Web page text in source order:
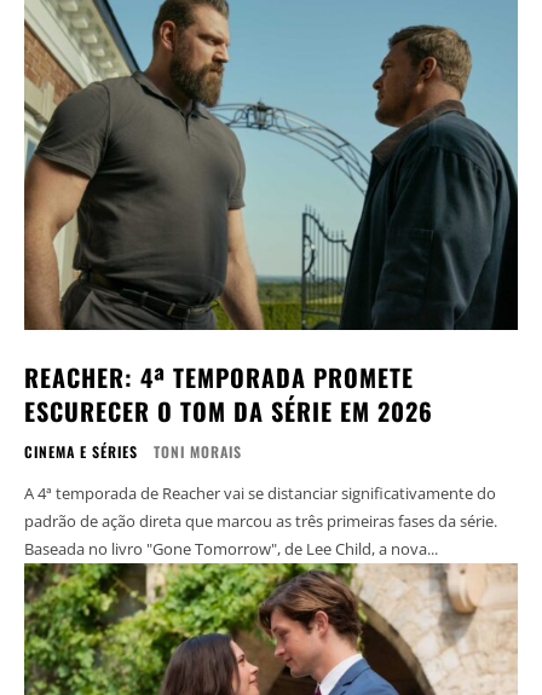
REACHER: 4ª TEMPORADA PROMETE
ESCURECER O TOM DA SÉRIE EM 2026
CINEMA E SÉRIES TONI MORAIS
A 4ª temporada de Reacher vai se distanciar significativamente do
padrão de ação direta que marcou as três primeiras fases da série.
Baseada no livro "Gone Tomorrow", de Lee Child, a nova...